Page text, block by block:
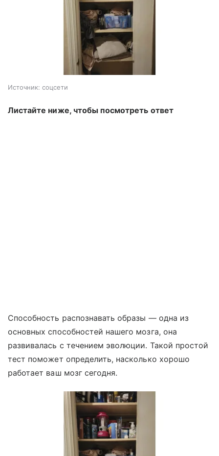
Источник: соцсети
Листайте ниже, чтобы посмотреть ответ
Способность распознавать образы — одна из
основных способностей нашего мозга, она
развивалась с течением эволюции. Такой простой
тест поможет определить, насколько хорошо
работает ваш мозг сегодня.